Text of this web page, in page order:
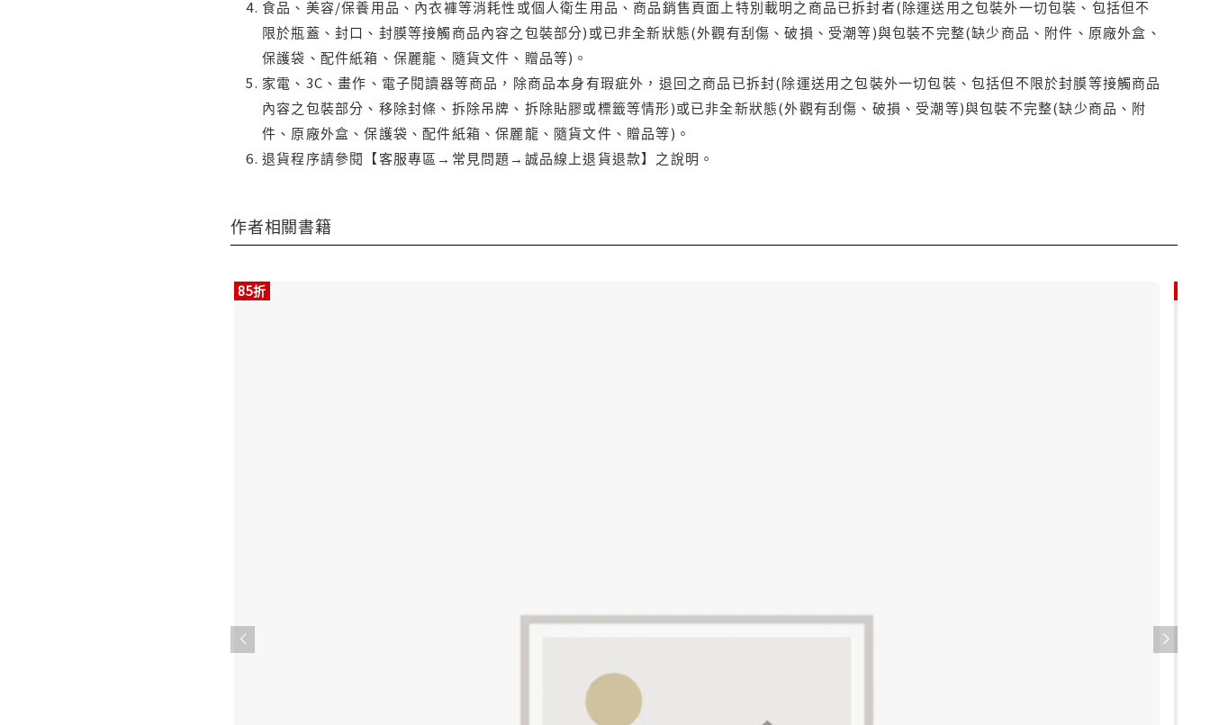
食品、美容/保養用品、內衣褲等消耗性或個人衛生用品、商品銷售頁面上特別載明之商品已拆封者(除運送用之包裝外一切包裝、包括但不
限於瓶蓋、封口、封膜等接觸商品內容之包裝部分)或已非全新狀態(外觀有刮傷、破損、受潮等)與包裝不完整(缺少商品、附件、原廠外盒、
保護袋、配件紙箱、保麗龍、隨貨文件、贈品等)。
家電、3C、畫作、電子閱讀器等商品，除商品本身有瑕疵外，退回之商品已拆封(除運送用之包裝外一切包裝、包括但不限於封膜等接觸商品
內容之包裝部分、移除封條、拆除吊牌、拆除貼膠或標籤等情形)或已非全新狀態(外觀有刮傷、破損、受潮等)與包裝不完整(缺少商品、附
件、原廠外盒、保護袋、配件紙箱、保麗龍、隨貨文件、贈品等)。
退貨程序請參閱【客服專區→常見問題→誠品線上退貨退款】之說明。
作者相關書籍
85折